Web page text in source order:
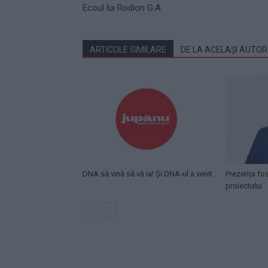
Ecoul lui Rodion G.A
ARTICOLE SIMILARE DE LA ACELAȘI AUTOR
DNA să vină să vă ia! Și DNA-ul a venit
Prezența
proiectului